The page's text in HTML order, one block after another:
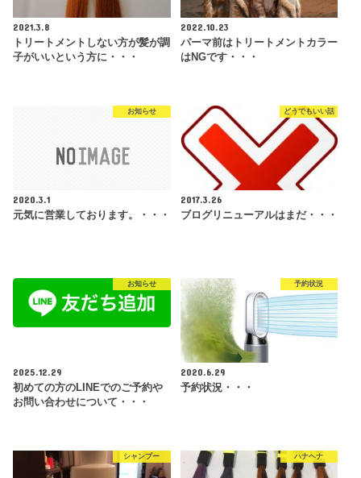
2021.3.8
トリートメントしない方が髪が調
子がいいという方に・・・
2022.10.23
パーマ前はトリートメントカラー
はNGです・・・
お知らせ
2020.3.1
元気に営業しております。・・・
どうでもいい話
2017.3.26
ブログリニューアルはまだ・・・
お知らせ
2025.12.29
初めての方のLINEでのご予約や
お問い合わせについて・・・
予約状況
2020.6.29
予約状況・・・
シャンプー ハナヘナ